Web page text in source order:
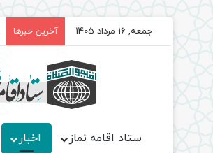
جمعه, 16 مرداد 1405 آخرین خبرها
ستاد اقامه نماز اخبار